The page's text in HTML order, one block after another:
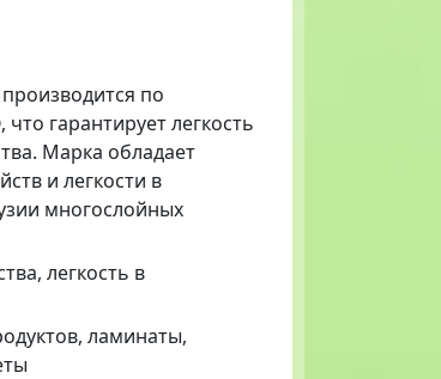
по
гарантирует легкость
Марка обладает
и легкости в
многослойных
легкость в
ламинаты,